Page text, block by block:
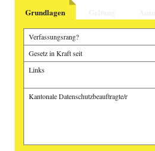
Grundlagen
Verfassungsrang?
Gesetz in Kraft seit
Links
Kantonale Datenschutzbeauftragte/r